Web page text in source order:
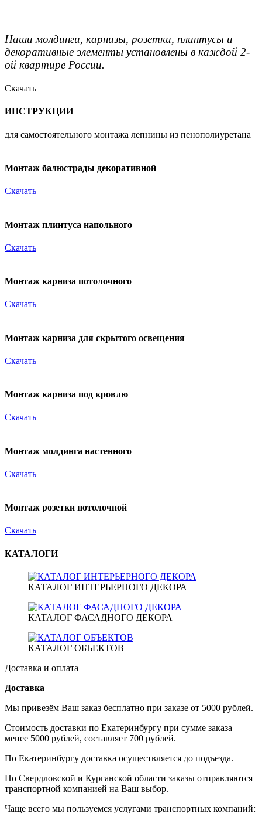
Наши молдинги, карнизы, розетки, плинтусы и
декоративные элементы установлены в каждой 2-
ой квартире России.
Скачать
ИНСТРУКЦИИ
для самостоятельного монтажа лепнины из пенополиуретана
Монтаж балюстрады декоративной
Скачать
Монтаж плинтуса напольного
Скачать
Монтаж карниза потолочного
Скачать
Монтаж карниза для скрытого освещения
Скачать
Монтаж карниза под кровлю
Скачать
Монтаж молдинга настенного
Скачать
Монтаж розетки потолочной
Скачать
КАТАЛОГИ
КАТАЛОГ ИНТЕРЬЕРНОГО ДЕКОРА
КАТАЛОГ ФАСАДНОГО ДЕКОРА
КАТАЛОГ ОБЪЕКТОВ
Доставка и оплата
Доставка
Мы привезём Ваш заказ бесплатно при заказе от 5000 рублей.
Стоимость доставки по Екатеринбургу при сумме заказа
менее 5000 рублей, составляет 700 рублей.
По Екатеринбургу доставка осуществляется до подъезда.
По Свердловской и Курганской области заказы отправляются
транспортной компанией на Ваш выбор.
Чаще всего мы пользуемся услугами транспортных компаний: